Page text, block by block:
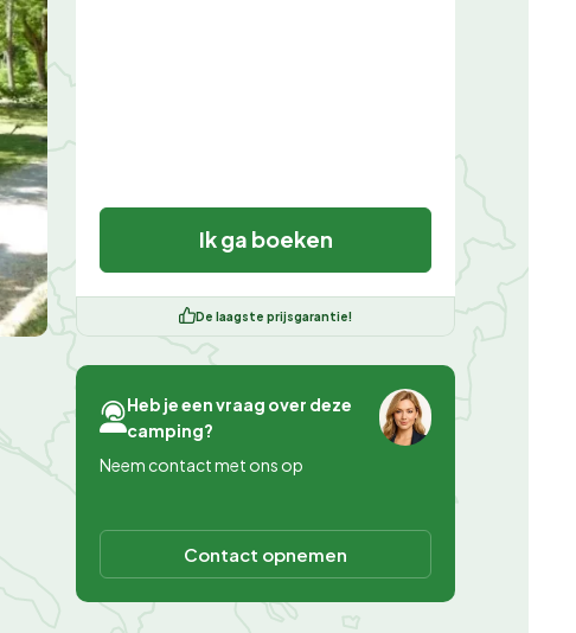
Ik ga boeken
De laagste prijsgarantie!
Heb je een vraag over deze
camping?
Neem contact met ons op
Contact opnemen